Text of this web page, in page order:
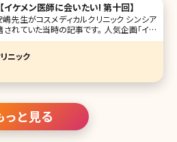
イケメン医師に会いたい! 第十回】
先生がコスメディカルクリニック シンシア
れていた当時の記事です。 人気企画「イケ
い!」第十回は美容医療の激戦区、東京・銀
す。 形成外科で長年経験を積
ニック
っと見る